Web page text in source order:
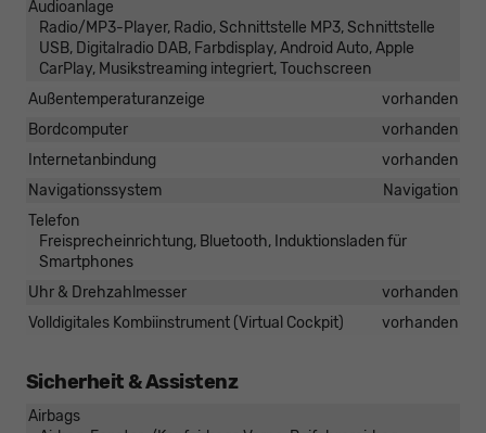
Audioanlage
Radio/MP3-Player, Radio, Schnittstelle MP3, Schnittstelle
USB, Digitalradio DAB, Farbdisplay, Android Auto, Apple
CarPlay, Musikstreaming integriert, Touchscreen
Außentemperaturanzeige
vorhanden
Bordcomputer
vorhanden
Internetanbindung
vorhanden
Navigationssystem
Navigation
Telefon
Freisprecheinrichtung, Bluetooth, Induktionsladen für
Smartphones
Uhr & Drehzahlmesser
vorhanden
Volldigitales Kombiinstrument (Virtual Cockpit)
vorhanden
Sicherheit & Assistenz
Airbags